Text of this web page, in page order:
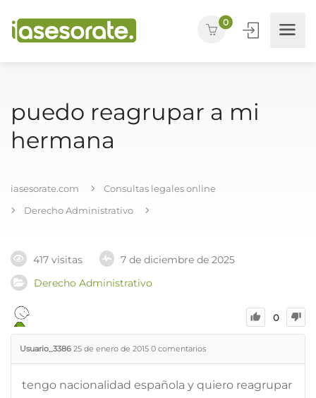
0
puedo reagrupar a mi
hermana
iasesorate.com
Consultas legales online
Derecho Administrativo
417 visitas
7 de diciembre de 2025
Derecho Administrativo
0
Usuario_3386 25 de enero de 2015 0 comentarios
tengo nacionalidad española y quiero reagrupar